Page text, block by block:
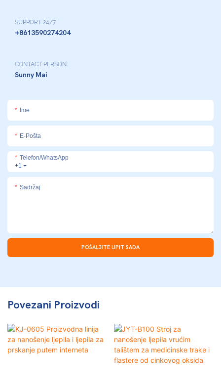
SUPPORT 24/7
+8613590274204
CONTACT PERSON:
Sunny Mai
Ime
E-Pošta
+1
Telefon/whatsApp
Sadržaj
POŠALJITE UPIT SADA
Povezani Proizvodi